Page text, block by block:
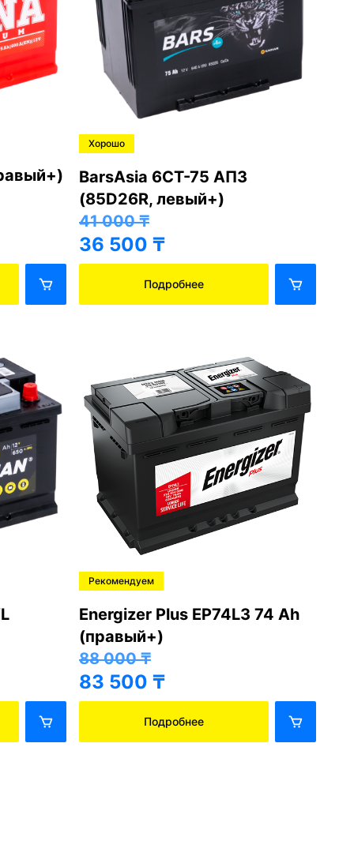
Хорошо
BarsAsia 6СТ-75 АПЗ
(85D26R, левый+)
41 000₸
36 500 ₸
Подробнее
Рекомендуем
Energizer Plus EP74L3 74 Ah
(правый+)
88 000₸
83 500 ₸
Подробнее